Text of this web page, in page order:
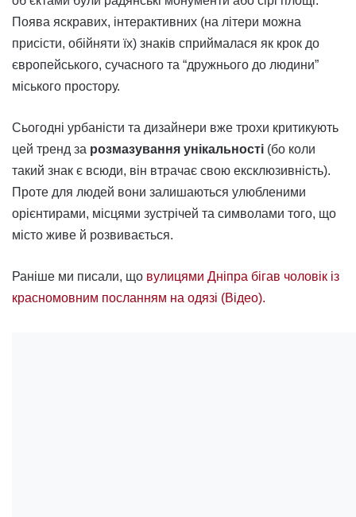
Поява яскравих, інтерактивних (на літери можна
присісти, обійняти їх) знаків сприймалася як крок до
європейського, сучасного та “дружнього до людини”
міського простору.
Сьогодні урбаністи та дизайнери вже трохи критикують
цей тренд за розмазування унікальності (бо коли
такий знак є всюди, він втрачає свою ексклюзивність).
Проте для людей вони залишаються улюбленими
орієнтирами, місцями зустрічей та символами того, що
місто живе й розвивається.
Раніше ми писали, що вулицями Дніпра бігав чоловік із
красномовним посланням на одязі (Відео).